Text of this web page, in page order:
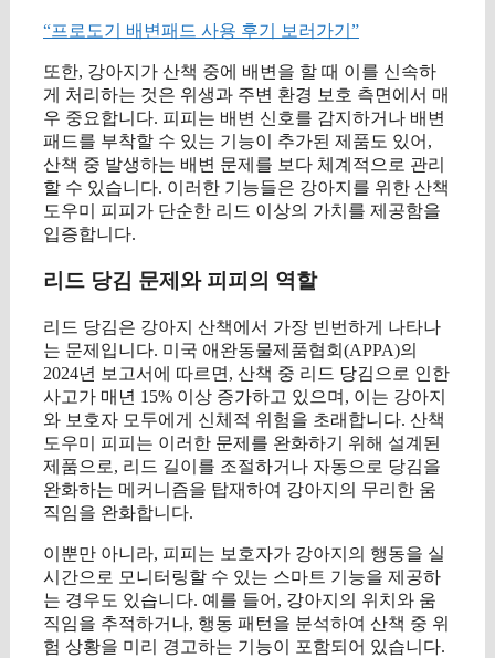
“프로도기 배변패드 사용 후기 보러가기”
또한, 강아지가 산책 중에 배변을 할 때 이를 신속하
게 처리하는 것은 위생과 주변 환경 보호 측면에서 매
우 중요합니다. 피피는 배변 신호를 감지하거나 배변
패드를 부착할 수 있는 기능이 추가된 제품도 있어,
산책 중 발생하는 배변 문제를 보다 체계적으로 관리
할 수 있습니다. 이러한 기능들은 강아지를 위한 산책
도우미 피피가 단순한 리드 이상의 가치를 제공함을
입증합니다.
리드 당김 문제와 피피의 역할
리드 당김은 강아지 산책에서 가장 빈번하게 나타나
는 문제입니다. 미국 애완동물제품협회(APPA)의
2024년 보고서에 따르면, 산책 중 리드 당김으로 인한
사고가 매년 15% 이상 증가하고 있으며, 이는 강아지
와 보호자 모두에게 신체적 위험을 초래합니다. 산책
도우미 피피는 이러한 문제를 완화하기 위해 설계된
제품으로, 리드 길이를 조절하거나 자동으로 당김을
완화하는 메커니즘을 탑재하여 강아지의 무리한 움
직임을 완화합니다.
이뿐만 아니라, 피피는 보호자가 강아지의 행동을 실
시간으로 모니터링할 수 있는 스마트 기능을 제공하
는 경우도 있습니다. 예를 들어, 강아지의 위치와 움
직임을 추적하거나, 행동 패턴을 분석하여 산책 중 위
험 상황을 미리 경고하는 기능이 포함되어 있습니다.